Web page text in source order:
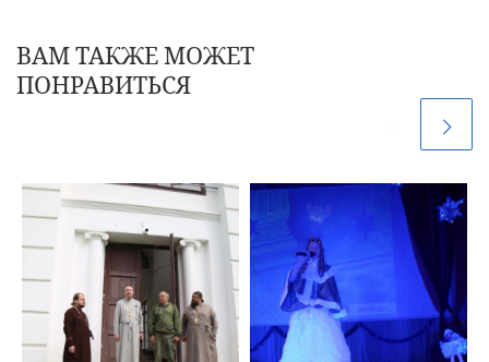
ВАМ ТАКЖЕ МОЖЕТ
ПОНРАВИТЬСЯ